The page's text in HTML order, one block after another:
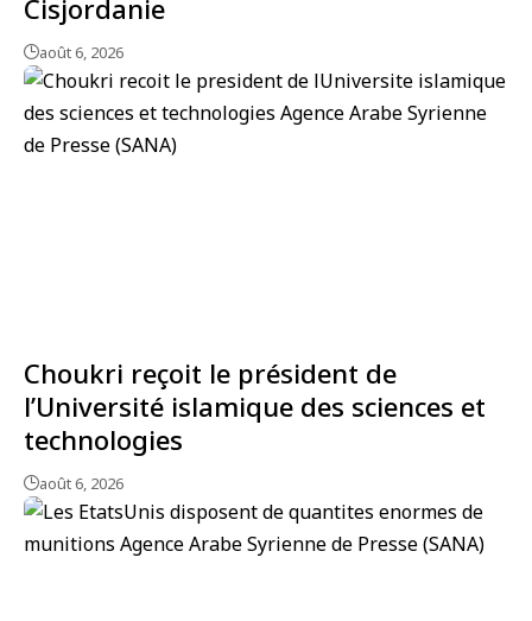
Cisjordanie
août 6, 2026
Choukri reçoit le président de
l’Université islamique des sciences et
technologies
août 6, 2026